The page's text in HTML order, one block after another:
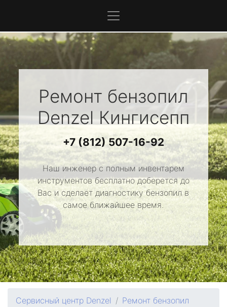
Ремонт бензопил
DenzelКингисепп
+7 (812) 507-16-92
Наш инженер с полным инвентарем
инструментов бесплатно доберется до
Вас и сделает диагностику бензопил в
самое ближайшее время.
Сервисный центр Denzel
Ремонт бензопил